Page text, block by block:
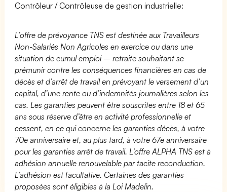
Contrôleur / Contrôleuse de gestion industrielle:
L’offre de prévoyance TNS est destinée aux Travailleurs
Non-Salariés Non Agricoles en exercice ou dans une
situation de cumul emploi – retraite souhaitant se
prémunir contre les conséquences financières en cas de
décès et d’arrêt de travail en prévoyant le versement d’un
capital, d’une rente ou d’indemnités journalières selon les
cas. Les garanties peuvent être souscrites entre 18 et 65
ans sous réserve d’être en activité professionnelle et
cessent, en ce qui concerne les garanties décès, à votre
70e anniversaire et, au plus tard, à votre 67e anniversaire
pour les garanties arrêt de travail. L’offre ALPHA TNS est à
adhésion annuelle renouvelable par tacite reconduction.
L’adhésion est facultative. Certaines des garanties
proposées sont éligibles à la Loi Madelin.